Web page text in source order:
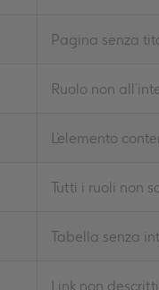
Pagina senza
Ruolo non
L’elemento
Tutti i ruoli non
Tabella senza
Link non